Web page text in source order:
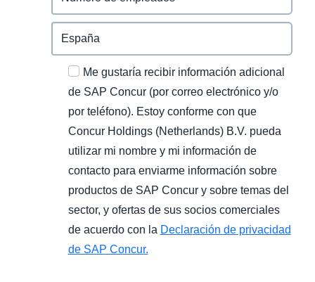
Me gustaría recibir información adicional
de SAP Concur (por correo electrónico y/o
por teléfono). Estoy conforme con que
Concur Holdings (Netherlands) B.V. pueda
utilizar mi nombre y mi información de
contacto para enviarme información sobre
productos de SAP Concur y sobre temas del
sector, y ofertas de sus socios comerciales
de acuerdo con la Declaración de privacidad
de SAP Concur.